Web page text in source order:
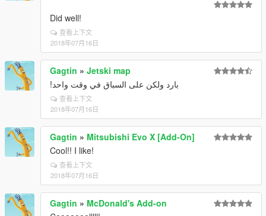
Did well!
查看上下文
2018年07月16日
Gagtin » Jetski map
بارد ولكن على السباق في وقت واحد!
查看上下文
2018年07月16日
Gagtin » Mitsubishi Evo X [Add-On]
Cool!! I like!
查看上下文
2018年07月16日
Gagtin » McDonald's Add-on